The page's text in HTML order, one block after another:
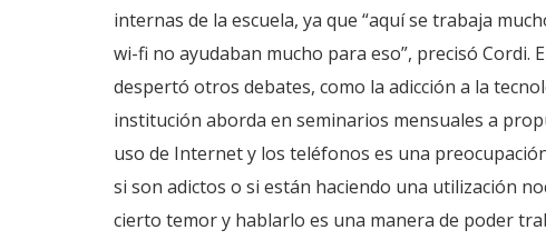
internas de la escuela, ya que “aquí se trabaja
wi-fi no ayudaban mucho para eso”, precisó
despertó otros debates, como la adicción a la
institución aborda en seminarios mensuales a
uso de Internet y los teléfonos es una
si son adictos o si están haciendo una utilización
cierto temor y hablarlo es una manera de poder